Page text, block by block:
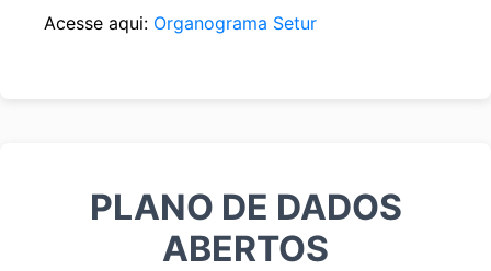
Acesse aqui: Organograma Setur
PLANO DE DADOS
ABERTOS